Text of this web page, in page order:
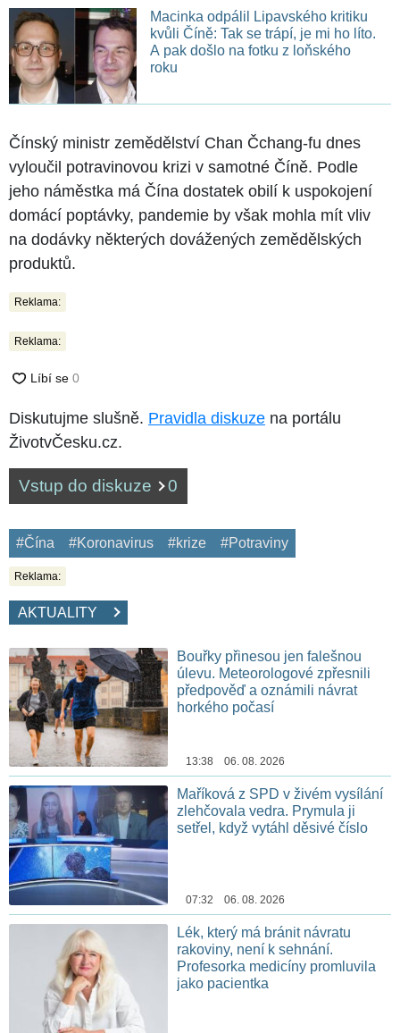
Macinka odpálil Lipavského kritiku
kvůli Číně: Tak se trápí, je mi ho líto.
A pak došlo na fotku z loňského
roku
Čínský ministr zemědělství Chan Čchang-fu dnes
vyloučil potravinovou krizi v samotné Číně. Podle
jeho náměstka má Čína dostatek obilí k uspokojení
domácí poptávky, pandemie by však mohla mít vliv
na dodávky některých dovážených zemědělských
produktů.
Reklama:
Reklama:
Diskutujme slušně. Pravidla diskuze na portálu
ŽivotvČesku.cz.
Vstup do diskuze 0
#Čína #Koronavirus #krize #Potraviny
Reklama:
AKTUALITY
Bouřky přinesou jen falešnou
úlevu. Meteorologové zpřesnili
předpověď a oznámili návrat
horkého počasí
13:38 06. 08. 2026
Maříková z SPD v živém vysílání
zlehčovala vedra. Prymula ji
setřel, když vytáhl děsivé číslo
07:32 06. 08. 2026
Lék, který má bránit návratu
rakoviny, není k sehnání.
Profesorka medicíny promluvila
jako pacientka